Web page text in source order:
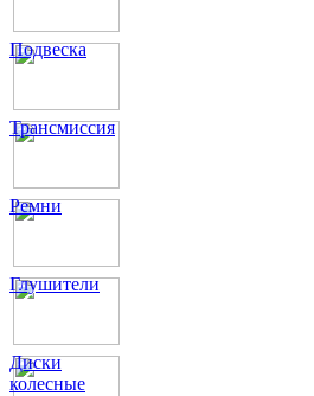
Подвеска
Трансмиссия
Ремни
Глушители
Диски
колесные